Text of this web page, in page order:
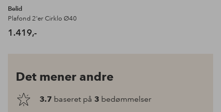
Belid
Plafond 2'er Cirklo Ø40
1.419,-
Det mener andre
3.7 baseret på 3 bedømmelser